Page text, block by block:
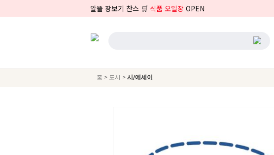
알뜰 장보기 찬스 🛒 식품 오일장 OPEN
홈 > 도서 > 시/에세이